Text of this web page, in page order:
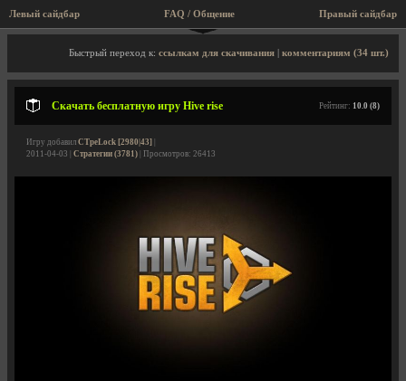
Левый сайдбар FAQ / Общение
Описание игры, скриншоты, видео
Быстрый переход к: ссылкам для скачивания комментариям (34 шт.)
Скачать бесплатную игру Hive rise Рейтинг: 10.0 (8)
Игру добавил CTpeLock [2980|43]
2011-04-03 | Стратегии (3781) | Просмотров: 26413